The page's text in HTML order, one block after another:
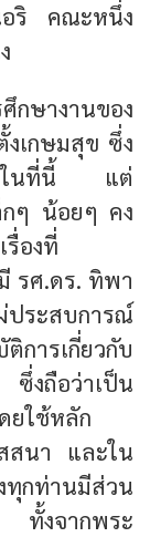
อริ คณะหนึ่ง
ษางานของ
งเกษมสุข ซึ่ง
บในที่นี้ แต่
กๆ น้อยๆ คง
รื่องที่
รศ.ดร. ทิพา
ประสบการณ์
การเกี่ยวกับ
งถือว่าเป็น
ยใช้หลัก
สนา และใน
กท่านมีส่วน
ทั้งจากพระ